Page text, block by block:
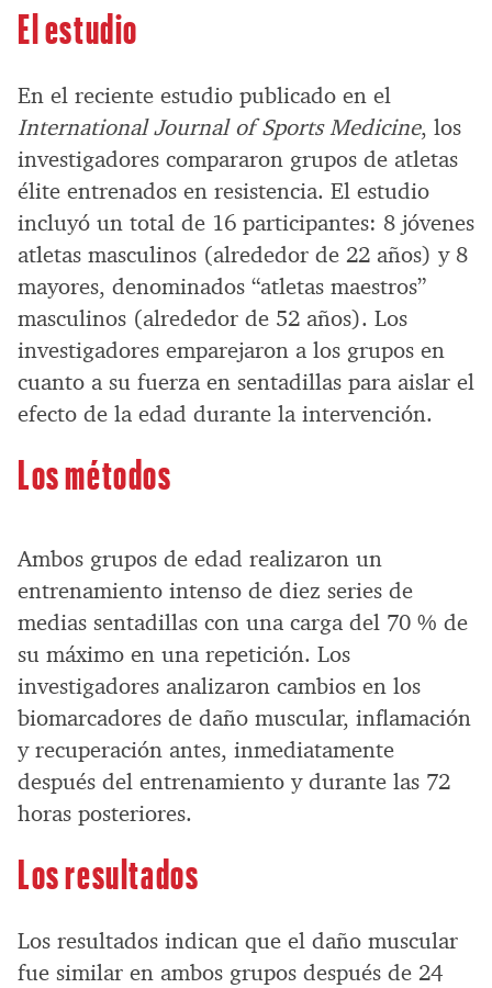
El estudio
En el reciente estudio publicado en el
International Journal of Sports Medicine, los
investigadores compararon grupos de atletas
élite entrenados en resistencia. El estudio
incluyó un total de 16 participantes: 8 jóvenes
atletas masculinos (alrededor de 22 años) y 8
mayores, denominados “atletas maestros”
masculinos (alrededor de 52 años). Los
investigadores emparejaron a los grupos en
cuanto a su fuerza en sentadillas para aislar el
efecto de la edad durante la intervención.
Los métodos
Ambos grupos de edad realizaron un
entrenamiento intenso de diez series de
medias sentadillas con una carga del 70 % de
su máximo en una repetición. Los
investigadores analizaron cambios en los
biomarcadores de daño muscular, inflamación
y recuperación antes, inmediatamente
después del entrenamiento y durante las 72
horas posteriores.
Los resultados
Los resultados indican que el daño muscular
fue similar en ambos grupos después de 24